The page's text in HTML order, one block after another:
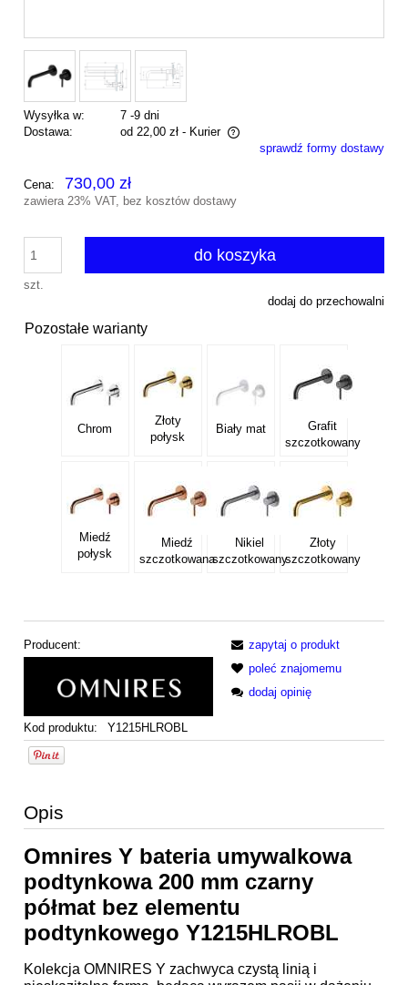
Wysyłka w:
7 -9 dni
Dostawa:
od 22,00 zł - Kurier
Cena nie zawiera ewentualnych kosztów płatnościsprawdź formy dostawy
Cena: 730,00 zł
zawiera 23% VAT, bez kosztów dostawy
szt.
do koszyka
dodaj do przechowalni
Pozostałe warianty
Chrom
Złoty
połysk
Biały mat
Grafit
szczotkowany
Miedź
połysk
Miedź
szczotkowana
Nikiel
szczotkowany
Złoty
szczotkowany
Producent:
Kod produktu: Y1215HLROBL
zapytaj o produkt
poleć znajomemu
dodaj opinię
Opis
Omnires Y bateria umywalkowa
podtynkowa 200 mm czarny
półmat bez elementu
podtynkowego Y1215HLROBL
Kolekcja OMNIRES Y zachwyca czystą linią i